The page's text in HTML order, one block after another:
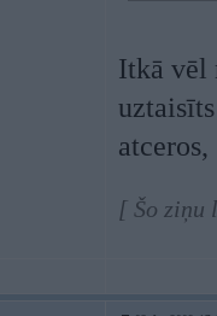
Itkā vēl
[ Šo ziņu